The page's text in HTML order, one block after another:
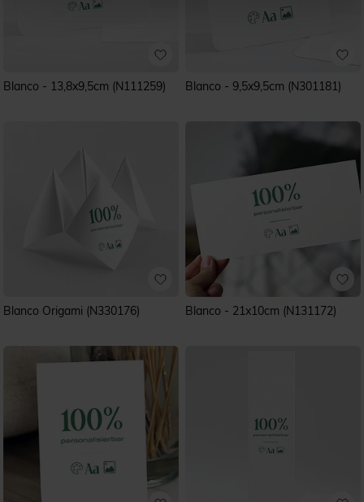
Blanco - 13,8x9,5cm (N111259) Blanco - 9,5x9,5cm (N301181)
Blanco Origami (N330176) Blanco - 21x10cm (N131172)